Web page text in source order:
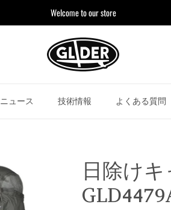
Welcome to our store
ニュース 技術情報 よくある質問
日除け